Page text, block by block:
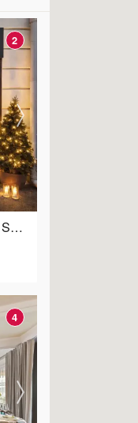
2
Vine & Olives Greek Restaurant - Santorini Sunset
4